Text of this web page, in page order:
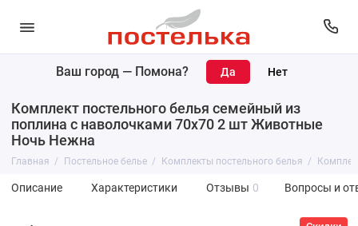
Ваш город — Помона?
Комплект постельного белья семейный из
поплина с наволочками 70х70 2 шт Животные
Ночь Нежна
Главная Постельное белье Комплекты постельного белья
Описание Характеристики Отзывы 0 Вопросы и